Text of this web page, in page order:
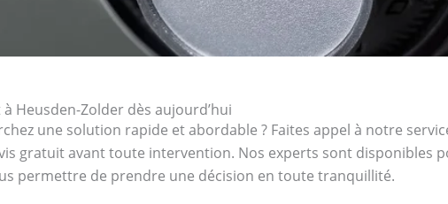
Heusden-Zolder dès aujourd’hui
une solution rapide et abordable ? Faites appel à notre
gratuit avant toute intervention. Nos experts sont disponibles
permettre de prendre une décision en toute tranquillité.